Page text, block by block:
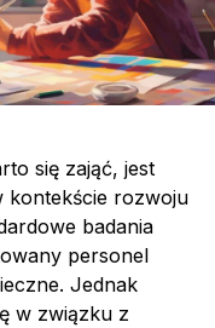
się zająć, jest
kontekście rozwoju
badania
personel
Jednak
w związku z